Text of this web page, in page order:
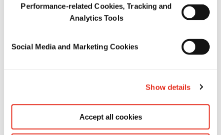
Performance-related Cookies, Tracking and
Analytics Tools
Social Media and Marketing Cookies
Show details
Accept all cookies